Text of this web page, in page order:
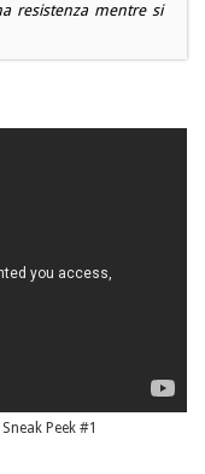
resistenza mentre si
Peek #1